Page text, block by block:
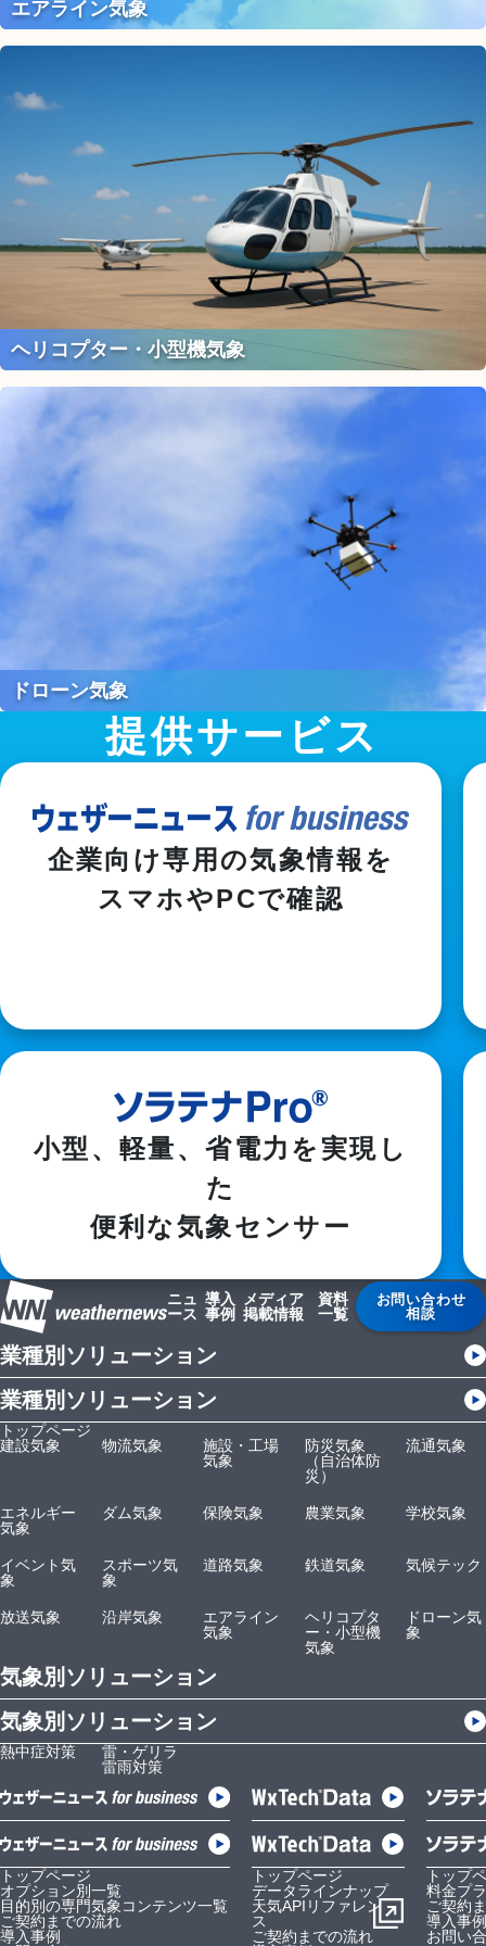
エアライン気象
ヘリコプター・小型機気象
ドローン気象
提供サービス
企業向け専用の気象情報を
スマホやPCで確認
小型、軽量、省電力を実現し
た
便利な気象センサー
ニュ
ース
導入
事例
メディア
掲載情報
資料
一覧
お問い合わせ
相談
業種別ソリューション
業種別ソリューション
トップページ
建設気象
物流気象
施設・工場
気象
防災気象
（自治体防
災）
流通気象
エネルギー
気象
ダム気象 保険気象 農業気象 学校気象
イベント気
象
スポーツ気
象
道路気象 鉄道気象 気候テック
放送気象 沿岸気象
エアライン
気象
ヘリコプタ
ー・小型機
気象
ドローン気
象
気象別ソリューション
気象別ソリューション
熱中症対策
雷・ゲリラ
雷雨対策
トップページ
オプション別一覧
目的別の専門気象コンテンツ一覧
ご契約までの流れ
導入事例
トップページ
データラインナップ
天気APIリファレン
ス
ご契約までの流れ
トップ
料金プ
ご契約
導入事
お問い